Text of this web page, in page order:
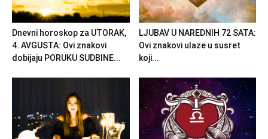
Dnevni horoskop za UTORAK,
4. AVGUSTA: Ovi znakovi
dobijaju PORUKU SUDBINE...
LJUBAV U NAREDNIH 72 SATA:
Ovi znakovi ulaze u susret
koji...